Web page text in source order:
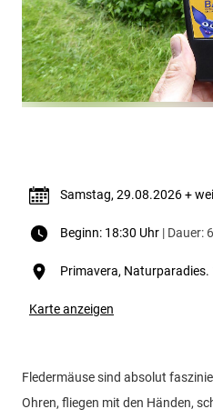
Samstag, 29.08.2026 +
Beginn: 18:30 Uhr | Dauer:
Primavera,
Karte anzeigen
Fledermäuse sind absolut
Ohren, fliegen mit den Händen,